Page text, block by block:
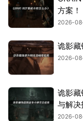
方案！
2026-
诡影藏
2026-
诡影
与解决
2026-